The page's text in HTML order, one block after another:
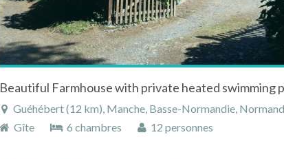
Beautiful Farmhouse with private heated swimming
Guéhébert (12 km), Manche, Basse-Normandie,
Gîte
6 chambres 12 personnes